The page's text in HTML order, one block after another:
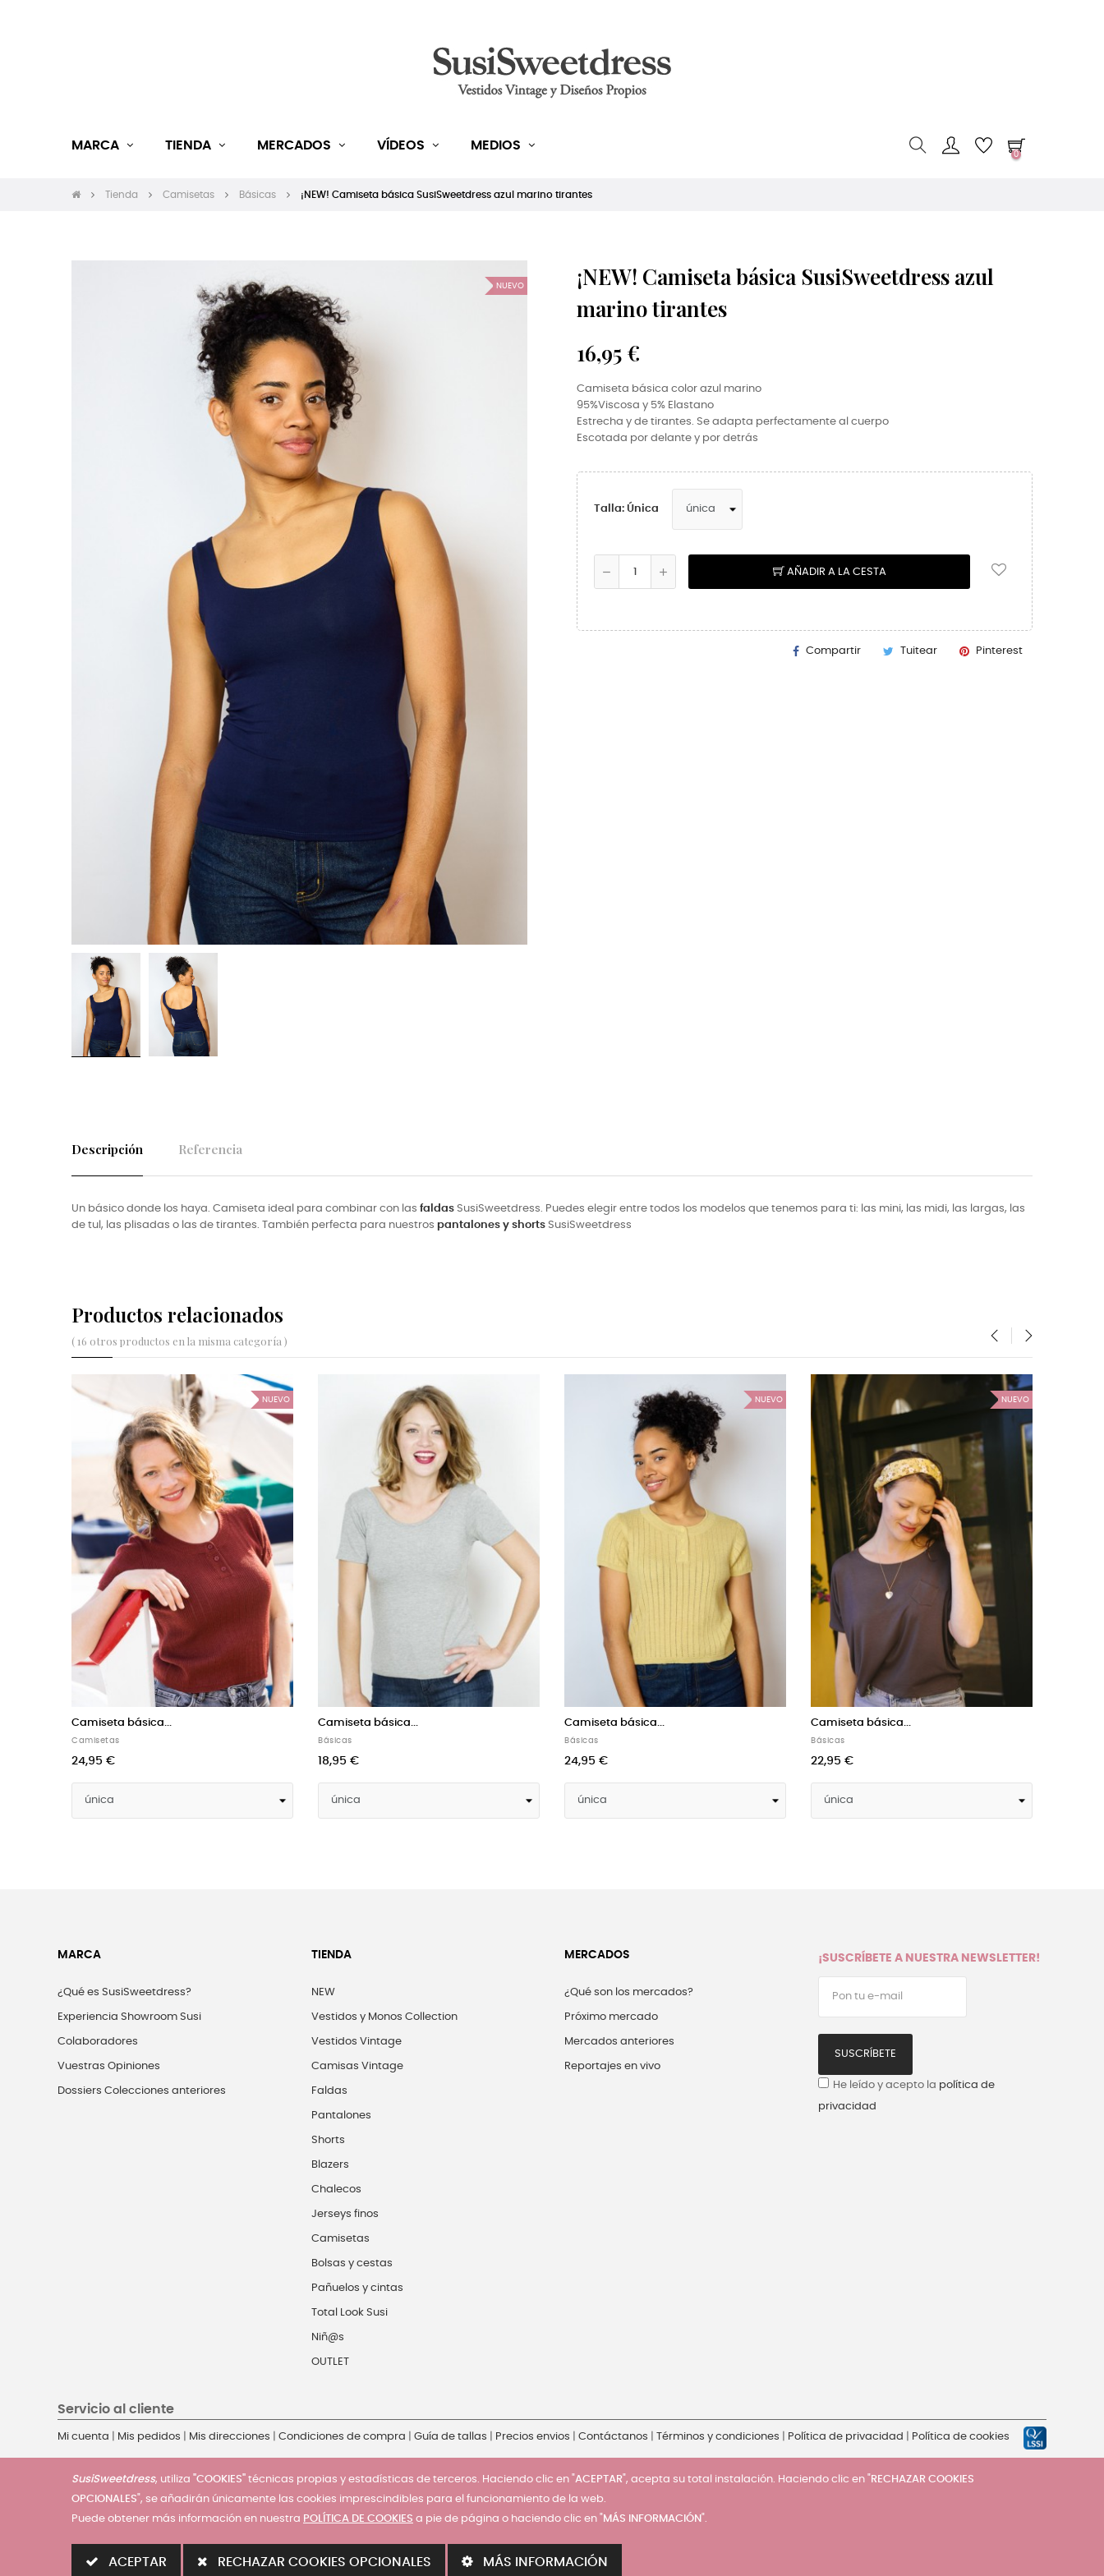
MARCA TIENDA MERCADOS VÍDEOS MEDIOS
0
Tienda Camisetas Básicas ¡NEW! Camiseta básica SusiSweetdress azul marino tirantes
NUEVO
¡NEW! Camiseta básica SusiSweetdress azul
marino tirantes
16,95 €
Camiseta básica color azul marino
95%Viscosa y 5% Elastano
Estrecha y de tirantes. Se adapta perfectamente al cuerpo
Escotada por delante y por detrás
Talla: Única
AÑADIR A LA CESTA
Compartir Tuitear Pinterest
Descripción Referencia
Un básico donde los haya. Camiseta ideal para combinar con las faldas SusiSweetdress. Puedes elegir entre todos los modelos que tenemos para ti: las mini, las midi, las largas, las
de tul, las plisadas o las de tirantes. También perfecta para nuestros pantalones y shorts SusiSweetdress
Productos relacionados
( 16 otros productos en la misma categoría )
NUEVO
Camiseta básica...
Básicas
16,95 €
Camiseta básica...
Básicas
22,95 €
NUEVO
NEW! Camiseta básica...
Básicas
22,95 €
NUEVO
Camiseta básica...
Camisetas
22,95 €
MARCA
¿Qué es SusiSweetdress?
Experiencia Showroom Susi
Colaboradores
Vuestras Opiniones
Dossiers Colecciones anteriores
TIENDA
NEW
Vestidos y Monos Collection
Vestidos Vintage
Camisas Vintage
Faldas
Pantalones
Shorts
Blazers
Chalecos
Jerseys finos
Camisetas
Bolsas y cestas
Pañuelos y cintas
Total Look Susi
Niñ@s
OUTLET
MERCADOS
¿Qué son los mercados?
Próximo mercado
Mercados anteriores
Reportajes en vivo
¡SUSCRÍBETE A NUESTRA NEWSLETTER!
SUSCRÍBETE
He leído y acepto la política de
privacidad
Servicio al cliente
Mi cuenta Mis pedidos Mis direcciones Condiciones de compra Guía de tallas Precios envios Contáctanos Términos y condiciones Política de privacidad Política de cookies
SusiSweetdress, utiliza "COOKIES" técnicas propias y estadísticas de terceros. Haciendo clic en "ACEPTAR", acepta su total instalación. Haciendo clic en "RECHAZAR COOKIES
OPCIONALES", se añadirán únicamente las cookies imprescindibles para el funcionamiento de la web.
Puede obtener más información en nuestra POLÍTICA DE COOKIES a pie de página o haciendo clic en "MÁS INFORMACIÓN".
ACEPTAR RECHAZAR COOKIES OPCIONALES MÁS INFORMACIÓN